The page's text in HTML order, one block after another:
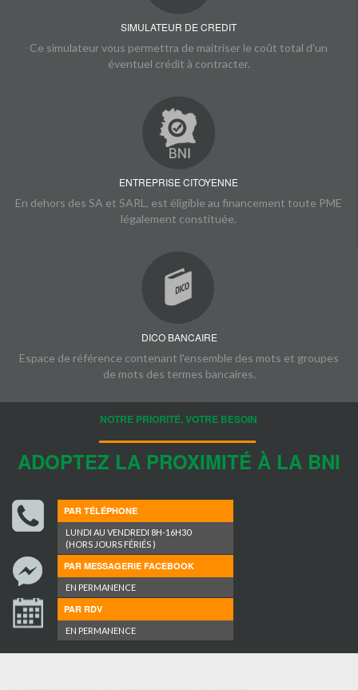
SIMULATEUR DE CREDIT
Ce simulateur vous permettra de maitriser le coût total d'un
éventuel crédit à contracter.
ENTREPRISE CITOYENNE
En dehors des SA et SARL, est éligible au financement toute PME
légalement constituée.
DICO BANCAIRE
Espace de référence contenant l'ensemble des mots et groupes
de mots des termes bancaires.
NOTRE PRIORITÉ, VOTRE BESOIN
ADOPTEZ LA PROXIMITÉ À LA BNI
PAR TÉLÉPHONE
LUNDI AU VENDREDI 8H-16H30
(HORS JOURS FÉRIÉS )
PAR MESSAGERIE FACEBOOK
EN PERMANENCE
PAR RDV
EN PERMANENCE